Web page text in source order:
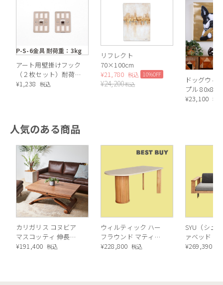
P-S-6金具 耐荷重：3kg
アート用壁掛けフック
（２枚セット）耐荷
重：3kg
¥1,238 税込
リフレクト
70×100cm
¥21,780 税込 10%OFF
¥24,200税込
ドッグウィ
プル
¥23,100 税
人気のある商品
カリガリス コヌビア
マスコッティ 伸長・
昇降式テーブル ／
¥191,400 税込
ウィルティック ハー
フラウンド マティエ
ラ塗装 ダイニングテ
¥228,800 税込
SYU（シュ
ァベッド（
ル）190cm
¥269,390